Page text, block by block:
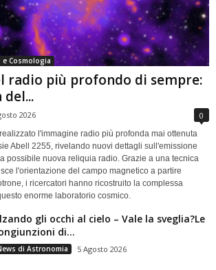
Cosmologia
radio più profondo di sempre:
del...
2026 0
l'immagine radio più profonda mai ottenuta
Abell 2255, rivelando nuovi dettagli sull'emissione
possibile nuova reliquia radio. Grazie a una tecnica
l'orientazione del campo magnetico a partire
i ricercatori hanno ricostruito la complessa
enorme laboratorio cosmico.
gli occhi al cielo – Vale la sveglia?Le
di...
di Astronomia 5 Agosto 2026